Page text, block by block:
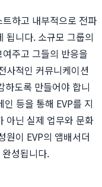
하고 내부적으로 전파
됩니다. 소규모 그룹의
주고 그들의 반응을
사적인 커뮤니케이션
하도록 만들어야 합니
등을 통해 EVP를 지
아닌 실제 업무와 문화
원이 EVP의 앰배서더
완성됩니다.